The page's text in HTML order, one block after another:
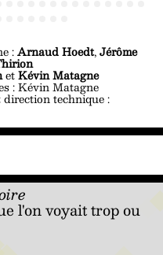
:Arnaud Hoedt,Jérôme
etKévin Matagne
: Kévin Matagne
direction technique :
l'on voyait trop ou